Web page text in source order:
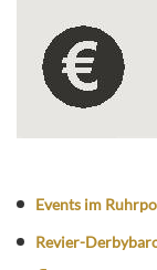
Events im
Revier-